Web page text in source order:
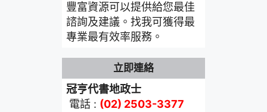
豐富資源可以提供給您最佳
諮詢及建議。找我可獲得最
專業最有效率服務。
立即連絡
冠亨代書地政士
電話 : (02) 2503-3377